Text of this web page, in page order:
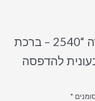
היה הראשון לכתוב סקירה “2540 – ברכת
להדפסה
*